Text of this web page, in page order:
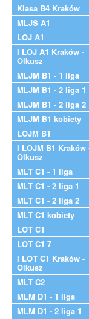
Klasa B4 Kraków
MLJS A1
LOJ A1
I LOJ A1 Kraków -
Olkusz
MLJM B1 - 1 liga
MLJM B1 - 2 liga 1
MLJM B1 - 2 liga 2
MLJM B1 kobiety
LOJM B1
I LOJM B1 Kraków
Olkusz
MLT C1 - 1 liga
MLT C1 - 2 liga 1
MLT C1 - 2 liga 2
MLT C1 kobiety
LOT C1
LOT C1 7
I LOT C1 Kraków -
Olkusz
MLT C2
MLM D1 - 1 liga
MLM D1 - 2 liga 1